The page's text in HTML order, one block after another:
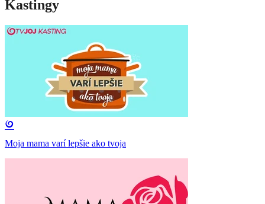
Kastingy
Moja mama varí lepšie ako tvoja